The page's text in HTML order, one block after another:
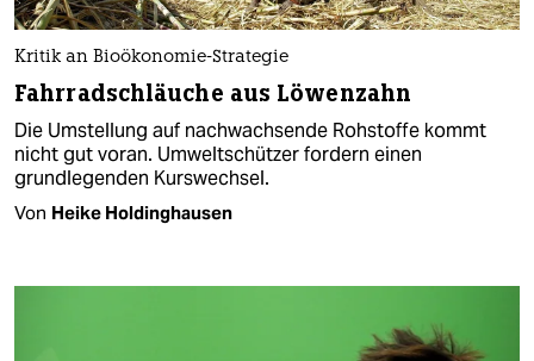
Kritik an Bioökonomie-Strategie
Fahrradschläuche aus Löwenzahn
Die Umstellung auf nachwachsende Rohstoffe kommt
nicht gut voran. Umweltschützer fordern einen
grundlegenden Kurswechsel.
Von Heike Holdinghausen